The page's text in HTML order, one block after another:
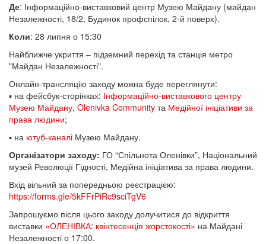
Де: Інформаційно-виставковий центр Музею Майдану (майдан
Незалежності, 18/2, Будинок профспілок, 2-й поверх).
Коли: 28 липня о 15:30
Найближче укриття – підземний перехід та станція метро
"Майдан Незалежності".
Онлайн-трансляцію заходу можна буде переглянути:
▪ на фейсбук-сторінках: Інформаційно-виставкового центру
Музею Майдану, Olenivka Community та Медійної ініціативи за
права людини;
▪ на ютуб-каналі Музею Майдану.
Організатори заходу: ГО “Спільнота Оленівки”, Національний
музей Революції Гідності, Медійна ініціатива за права людини.
Вхід вільний за попередньою реєстрацією:
https://forms.gle/5kFFrPiRc9sciTgV6
Запрошуємо після цього заходу долучитися до відкриття
виставки «ОЛЕНІВКА: квінтесенція жорстокості» на Майдані
Незалежності о 17:00.